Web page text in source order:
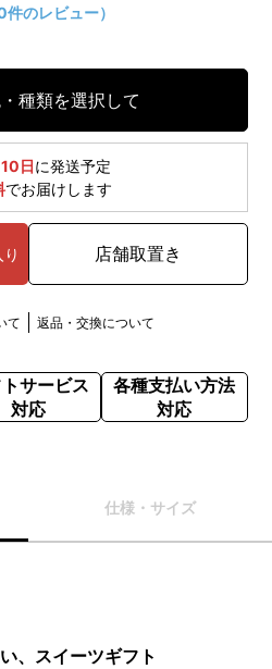
0件のレビュー）
種類を選択して
日に発送予定
でお届けします
店舗取置き
て 返品・交換について
サービス
対応
各種支払い方法
対応
仕様・サイズ
、スイーツギフト